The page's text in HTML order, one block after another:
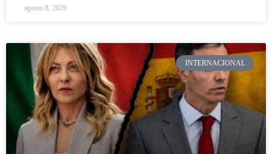
agosto 8, 2026
INTERNACIONAL